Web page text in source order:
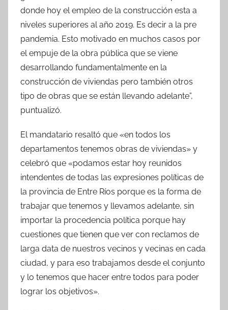
donde hoy el empleo de la construcción esta a
niveles superiores al año 2019. Es decir a la pre
pandemia. Esto motivado en muchos casos por
el empuje de la obra pública que se viene
desarrollando fundamentalmente en la
construcción de viviendas pero también otros
tipo de obras que se están llevando adelante”,
puntualizó.
El mandatario resaltó que «en todos los
departamentos tenemos obras de viviendas» y
celebró que «podamos estar hoy reunidos
intendentes de todas las expresiones políticas de
la provincia de Entre Ríos porque es la forma de
trabajar que tenemos y llevamos adelante, sin
importar la procedencia política porque hay
cuestiones que tienen que ver con reclamos de
larga data de nuestros vecinos y vecinas en cada
ciudad, y para eso trabajamos desde el conjunto
y lo tenemos que hacer entre todos para poder
lograr los objetivos».